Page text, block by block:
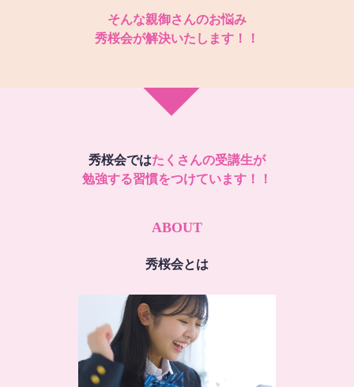
そんな親御さんのお悩み
秀桜会が解決いたします！！
秀桜会ではたくさんの受講生が
勉強する習慣をつけています！！
ABOUT
秀桜会とは